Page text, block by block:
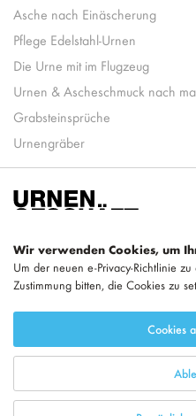
Asche nach Einäscherung
Pflege Edelstahl-Urnen
Die Urne mit im Flugzeug
Urnen & Ascheschmuck nach
Grabsteinsprüche
Urnengräber
Wir verwenden Cookies, um
Um der neuen e-Privacy-Richtlinie
Zustimmung bitten, die Cookies zu
Cookies